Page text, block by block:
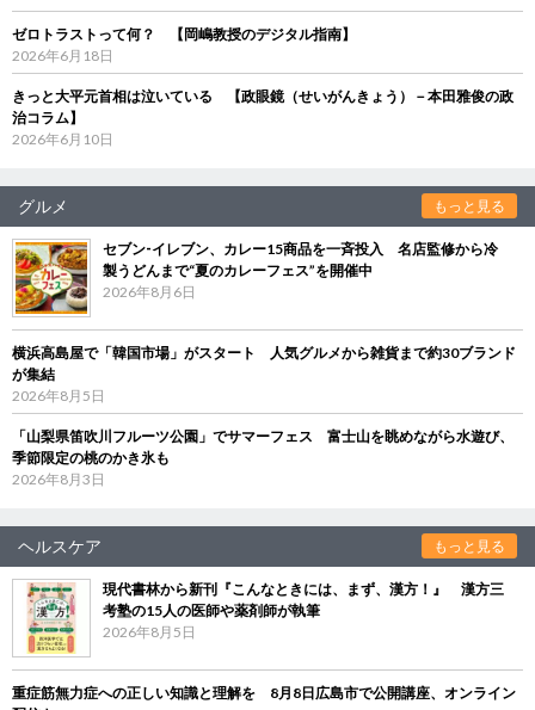
ゼロトラストって何？ 【岡嶋教授のデジタル指南】
2026年6月18日
きっと大平元首相は泣いている 【政眼鏡（せいがんきょう）－本田雅俊の政
治コラム】
2026年6月10日
グルメ もっと見る
セブン‐イレブン、カレー15商品を一斉投入 名店監修から冷
製うどんまで“夏のカレーフェス”を開催中
2026年8月6日
横浜高島屋で「韓国市場」がスタート 人気グルメから雑貨まで約30ブランド
が集結
2026年8月5日
「山梨県笛吹川フルーツ公園」でサマーフェス 富士山を眺めながら水遊び、
季節限定の桃のかき氷も
2026年8月3日
ヘルスケア もっと見る
現代書林から新刊『こんなときには、まず、漢方！』 漢方三
考塾の15人の医師や薬剤師が執筆
2026年8月5日
重症筋無力症への正しい知識と理解を 8月8日広島市で公開講座、オンライン